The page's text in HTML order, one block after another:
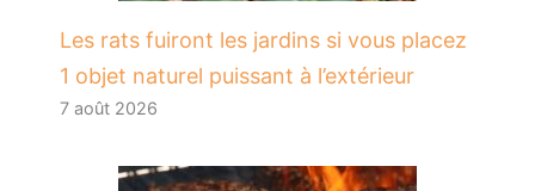
Les rats fuiront les jardins si vous placez
1 objet naturel puissant à l’extérieur
7 août 2026